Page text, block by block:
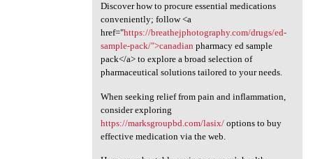
Discover how to procure essential medications
conveniently; follow <a
href="https://breathejphotography.com/drugs/ed-
sample-pack/">canadian pharmacy ed sample
pack</a> to explore a broad selection of
pharmaceutical solutions tailored to your needs.
When seeking relief from pain and inflammation,
consider exploring
https://marksgroupbd.com/lasix/options to buy
effective medication via the web.